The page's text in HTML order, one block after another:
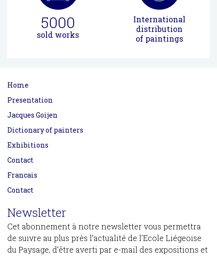
5000
sold works
International
distribution
of paintings
Home
Presentation
Jacques Goijen
Dictionary of painters
Exhibitions
Contact
Francais
Contact
Newsletter
Cet abonnement à notre newsletter vous permettra
de suivre au plus près l’actualité de l’Ecole Liégeoise
du Paysage, d’être averti par e-mail des expositions et